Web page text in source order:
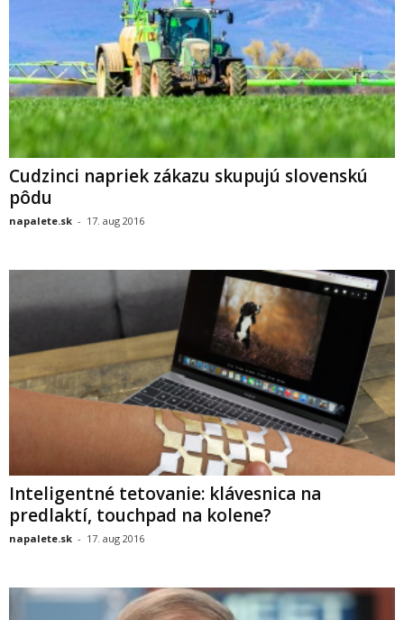
Cudzinci napriek zákazu skupujú slovenskú
pôdu
napalete.sk - 17. aug 2016
Inteligentné tetovanie: klávesnica na
predlaktí, touchpad na kolene?
napalete.sk - 17. aug 2016